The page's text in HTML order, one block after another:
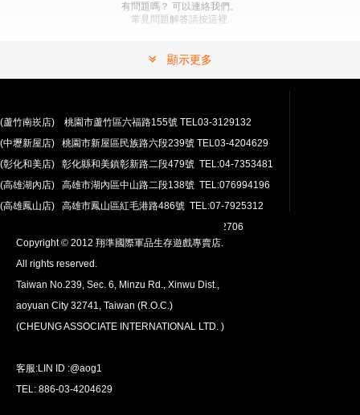
有問題嗎？ 可以連絡我們。
常見問題解答請按這裡.
安心購買
100％付款保護。 簡單
退貨政策
全球配送
我們將運送至全球
顯示更多
(蘆竹南崁店) 桃園市蘆竹區六福路155號 TEL03-3129132
(中壢新屋店) 桃園市新屋區民族路六段239號 TEL03-4204629
(彰化和美店) 彰化縣和美鎮彰新路二段479號 TEL:04-7353481
(高雄湖內店) 高雄市湖內區中山路二段138號 TEL:076994196
(高雄鳳山店) 高雄市鳳山區紅毛港路486號 TEL:07-7925312
翔準網路部門:TEL 03-4202763 03-4202706
Copyright © 2012 翔準國際軍品生存遊戲專賣店.
All rights reserved.
Taiwan No.239, Sec. 6, Minzu Rd., Xinwu Dist.,
aoyuan City 32741, Taiwan (R.O.C.)
(CHEUNG ASSOCIATE INTERNATIONAL LTD. )
客服:LIN ID :@aog1
TEL: 886-03-4204629